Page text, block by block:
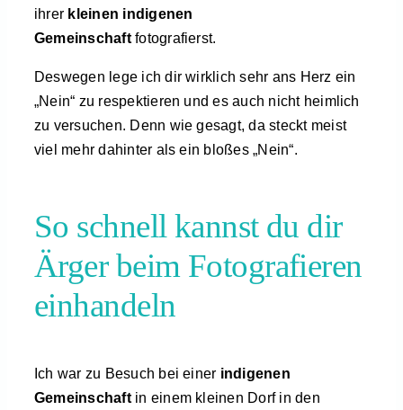
ihrer kleinen indigenen
Gemeinschaftfotografierst.
Deswegen lege ich dir wirklich sehr ans Herz ein
„Nein“ zu respektieren und es auch nicht heimlich
zu versuchen. Denn wie gesagt, da steckt meist
viel mehr dahinter als ein bloßes „Nein“.
So schnell kannst du dir
Ärger beim Fotografieren
einhandeln
Ich war zu Besuch bei einer indigenen
Gemeinschaftin einem kleinen Dorf in den